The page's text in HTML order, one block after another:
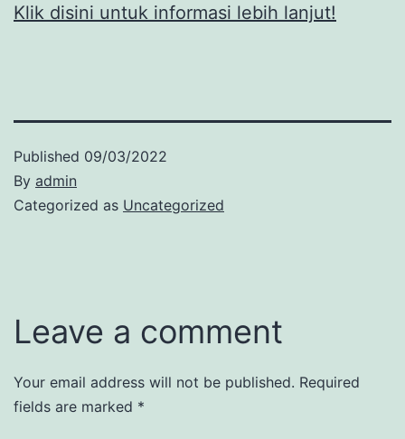
Klik disini untuk informasi lebih lanjut!
Published 09/03/2022
By admin
Categorized as Uncategorized
Leave a comment
Your email address will not be published. Required
fields are marked *